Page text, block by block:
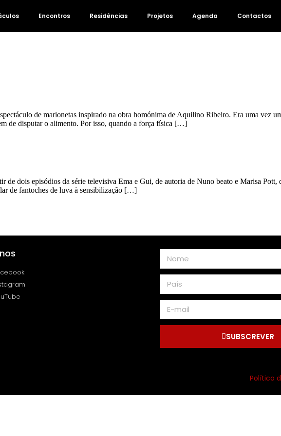
Encontros Residências Projetos Agenda Contactos
de marionetas inspirado na obra homónima de Aquilino Ribeiro. Era uma vez
de disputar o alimento. Por isso, quando a força física […]
dois episódios da série televisiva Ema e Gui, de autoria de Nuno beato e Marisa Pott,
de fantoches de luva à sensibilização […]
SUBSCREVER
Política